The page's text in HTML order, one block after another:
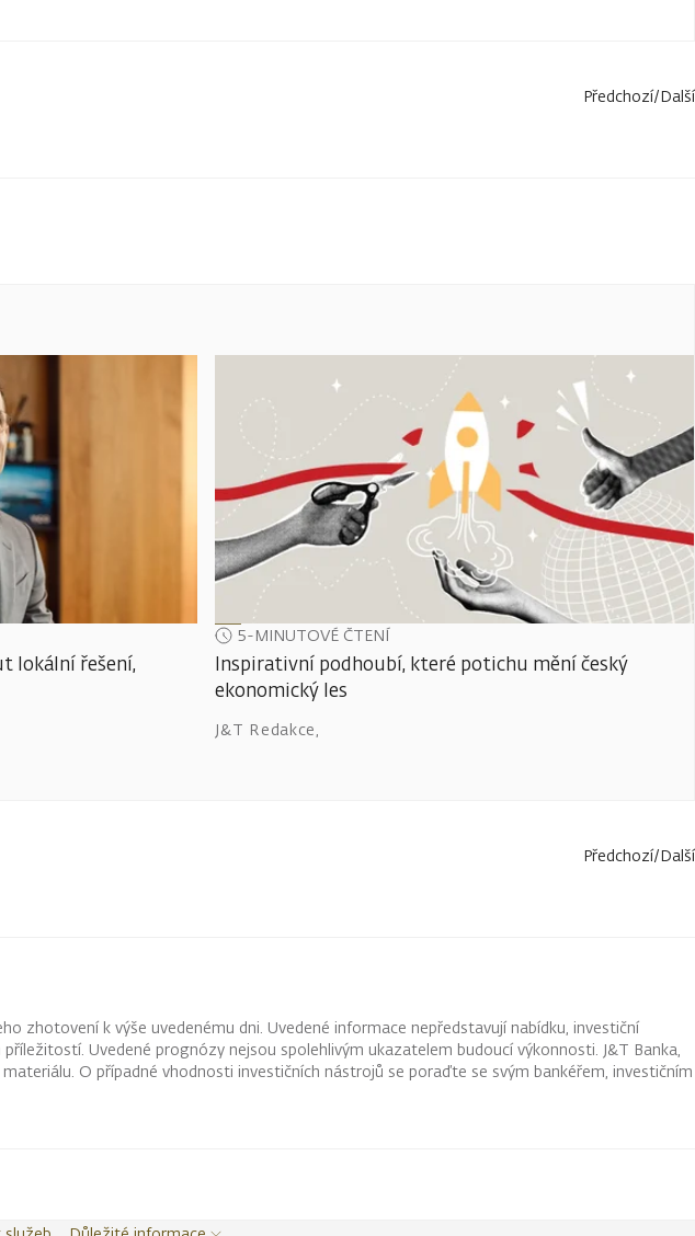
Předchozí/Další
lokální řešení,
5-MINUTOVÉ ČTENÍ
Inspirativní podhoubí, které potichu mění český
ekonomický les
J&T Redakce,
Předchozí/Další
zhotovení k výše uvedenému dni. Uvedené informace nepředstavují nabídku, investiční
Uvedené prognózy nejsou spolehlivým ukazatelem budoucí výkonnosti. J&T Banka,
O případné vhodnosti investičních nástrojů se poraďte se svým bankéřem, investičním